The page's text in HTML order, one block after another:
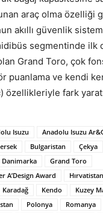
araç olma özelliği
akıllı güvenlik
segmentinde ilk
Grand Toro, çok
puanlama ve kendi
özellikleriyle fark
Isuzu
Anadolu Isuzu
Bulgaristan Çekya
Danimarka
Grand Toro
A’Design Award
Hırvatistan
Karadağ Kendo
Kuzey
Polonya
Romanya